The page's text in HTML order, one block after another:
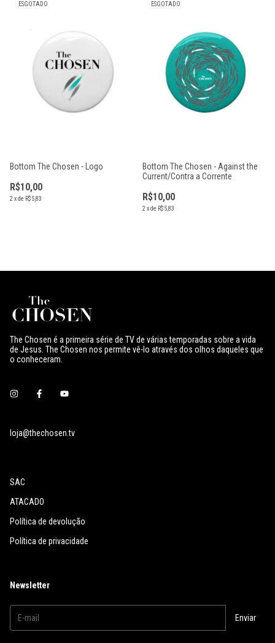
ESGOTADO
Bottom The Chosen - Logo
R$10,00
2 xde R$5,83
ESGOTADO
Bottom The Chosen - Against the
Current/Contra a Corrente
R$10,00
2 xde R$5,83
The Chosen é a primeira série de TV de várias temporadas sobre a vida
de Jesus. The Chosen nos permite vê-lo através dos olhos daqueles que
o conheceram.
loja@thechosen.tv
SAC
ATACADO
Política de devolução
Política de privacidade
Newsletter